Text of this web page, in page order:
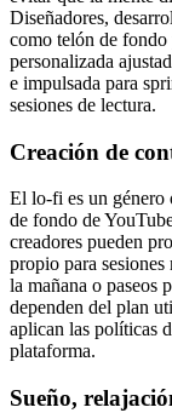
Diseñadores,
como telón de fondo
personalizada
e impulsada para
sesiones de lectura.
Creación de
El lo-fi es un género
de fondo de
creadores pueden
propio para
la mañana o paseos
dependen del plan
aplican las políticas
plataforma.
Sueño,